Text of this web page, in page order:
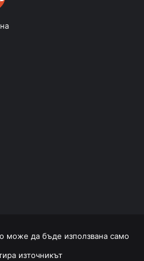
може да бъде използвана само
източникът